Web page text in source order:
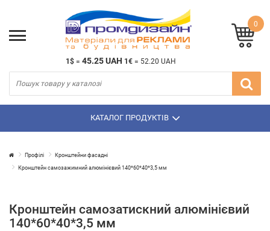
1$ = 45.25 UAH 1€ = 52.20 UAH
0
КАТАЛОГ ПРОДУКТІВ
Профілі Кронштейни фасадні
Кронштейн самозажимний алюмінієвий 140*60*40*3,5 мм
Кронштейн самозатискний алюмінієвий
140*60*40*3,5 мм